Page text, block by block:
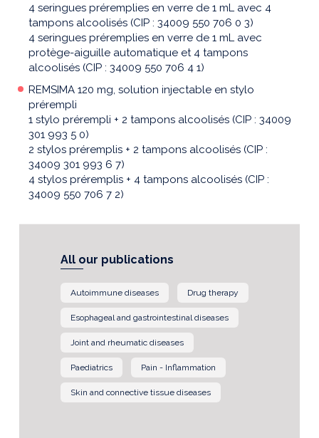
4 seringues préremplies en verre de 1 mL avec 4
tampons alcoolisés (CIP : 34009 550 706 0 3)
4 seringues préremplies en verre de 1 mL avec
protège-aiguille automatique et 4 tampons
alcoolisés (CIP : 34009 550 706 4 1)
REMSIMA 120 mg, solution injectable en stylo
prérempli
1 stylo prérempli + 2 tampons alcoolisés (CIP : 34009
301 993 5 0)
2 stylos préremplis + 2 tampons alcoolisés (CIP :
34009 301 993 6 7)
4 stylos préremplis + 4 tampons alcoolisés (CIP :
34009 550 706 7 2)
All our publications
Autoimmune diseases Drug therapy
Esophageal and gastrointestinal diseases
Joint and rheumatic diseases
Paediatrics Pain - Inflammation
Skin and connective tissue diseases